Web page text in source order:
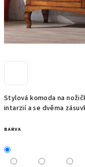
Stylová komoda na
intarzií a se dvěma
BARVA